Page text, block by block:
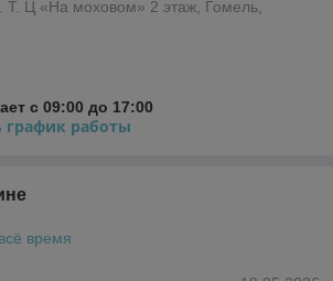
Т. Ц «На моховом» 2 этаж, Гомель,
с 09:00 до 17:00
график работы
время